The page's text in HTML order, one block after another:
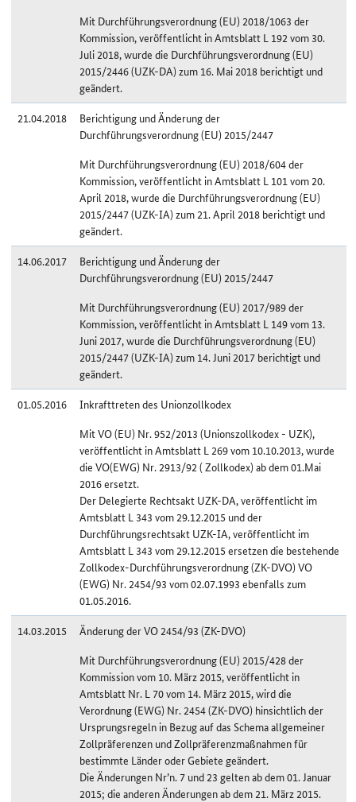
Mit Durchführungsverordnung (EU) 2018/1063 der
Kommission, veröffentlicht in Amtsblatt L 192 vom 30.
Juli 2018, wurde die Durchführungsverordnung (EU)
2015/2446 (UZK-DA) zum 16. Mai 2018 berichtigt und
geändert.
21.04.2018
Berichtigung und Änderung der
Durchführungsverordnung (EU) 2015/2447
Mit Durchführungsverordnung (EU) 2018/604 der
Kommission, veröffentlicht in Amtsblatt L 101 vom 20.
April 2018, wurde die Durchführungsverordnung (EU)
2015/2447 (UZK-IA) zum 21. April 2018 berichtigt und
geändert.
14.06.2017
Berichtigung und Änderung der
Durchführungsverordnung (EU) 2015/2447
Mit Durchführungsverordnung (EU) 2017/989 der
Kommission, veröffentlicht in Amtsblatt L 149 vom 13.
Juni 2017, wurde die Durchführungsverordnung (EU)
2015/2447 (UZK-IA) zum 14. Juni 2017 berichtigt und
geändert.
01.05.2016
Inkrafttreten des Unionzollkodex
Mit VO (EU) Nr. 952/2013 (Unionszollkodex - UZK),
veröffentlicht in Amtsblatt L 269 vom 10.10.2013, wurde
die VO(EWG) Nr. 2913/92 ( Zollkodex) ab dem 01.Mai
2016 ersetzt.
Der Delegierte Rechtsakt UZK-DA, veröffentlicht im
Amtsblatt L 343 vom 29.12.2015 und der
Durchführungsrechtsakt UZK-IA, veröffentlicht im
Amtsblatt L 343 vom 29.12.2015 ersetzen die bestehende
Zollkodex-Durchführungsverordnung (ZK-DVO) VO
(EWG) Nr. 2454/93 vom 02.07.1993 ebenfalls zum
01.05.2016.
14.03.2015
Änderung der VO 2454/93 (ZK-DVO)
Mit Durchführungsverordnung (EU) 2015/428 der
Kommission vom 10. März 2015, veröffentlicht in
Amtsblatt Nr. L 70 vom 14. März 2015, wird die
Verordnung (EWG) Nr. 2454 (ZK-DVO) hinsichtlich der
Ursprungsregeln in Bezug auf das Schema allgemeiner
Zollpräferenzen und Zollpräferenzmaßnahmen für
bestimmte Länder oder Gebiete geändert.
Die Änderungen Nr’n. 7 und 23 gelten ab dem 01. Januar
2015; die anderen Änderungen ab dem 21. März 2015.